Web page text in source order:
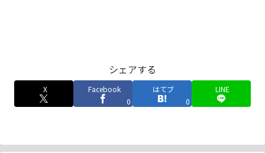
シェアする
X
Facebook
0
はてブ
0
LINE